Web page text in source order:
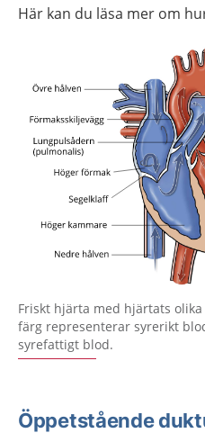
Här kan du läsa mer om
Förstora bilden
Friskt hjärta med hjärtats olika
färg representerar syrerikt
syrefattigt blod.
Öppetstående